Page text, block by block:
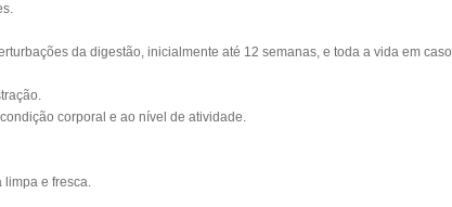
da digestão, inicialmente até 12 semanas, e toda a vida em
corporal e ao nível de atividade.
limpa e fresca.